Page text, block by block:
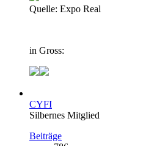
Quelle: Expo Real
in Gross:
CYFI
Silbernes Mitglied
Beiträge